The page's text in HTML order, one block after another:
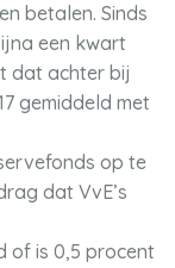
betalen. Sinds
een kwart
dat achter bij
gemiddeld met
op te
dat VvE’s
of is 0,5 procent